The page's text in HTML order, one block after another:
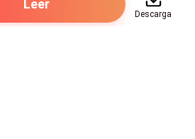
Leer
Descarga